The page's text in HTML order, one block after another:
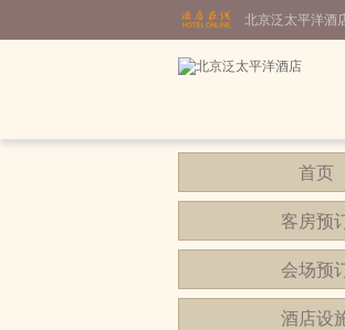
北京泛太平洋酒
首页
客房预
会场预
酒店设